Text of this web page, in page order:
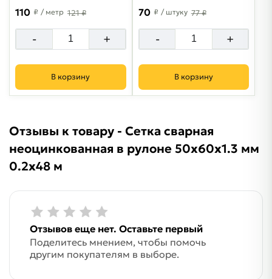
110 ₽ / метр 121 ₽
- +
В корзину
70 ₽ / штуку 77 ₽
- +
В корзину
Отзывы к товару - Сетка сварная
неоцинкованная в рулоне 50х60х1.3 мм
0.2х48 м
Отзывов еще нет. Оставьте первый
Поделитесь мнением, чтобы помочь
другим покупателям в выборе.